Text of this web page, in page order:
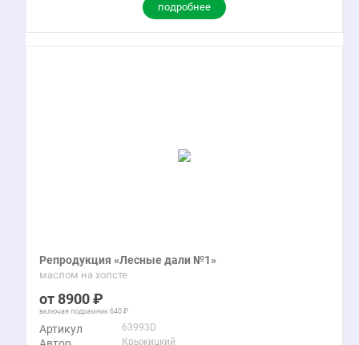
подробнее
Репродукция «Лесные дали №1»
маслом на холсте
8900
включая подрамник 640
Артикул 63993D
Крыжицкий